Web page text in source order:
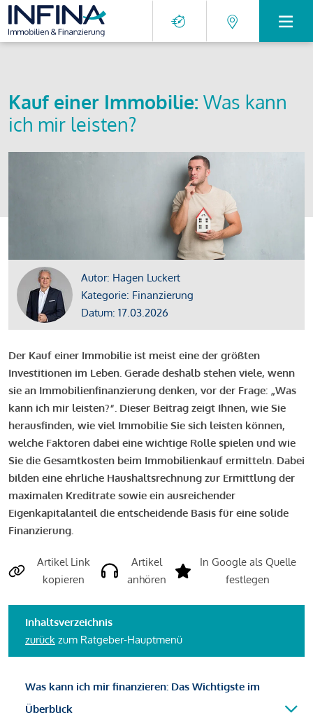
Kauf einer Immobilie: Was kann
ich mir leisten?
Autor: Hagen Luckert
Kategorie: Finanzierung
Datum: 17.03.2026
Der Kauf einer Immobilie ist meist eine der größten
Investitionen im Leben. Gerade deshalb stehen viele, wenn
sie an Immobilienfinanzierung denken, vor der Frage: „Was
kann ich mir leisten?“. Dieser Beitrag zeigt Ihnen, wie Sie
herausfinden, wie viel Immobilie Sie sich leisten können,
welche Faktoren dabei eine wichtige Rolle spielen und wie
Sie die Gesamtkosten beim Immobilienkauf ermitteln. Dabei
bilden eine ehrliche Haushaltsrechnung zur Ermittlung der
maximalen Kreditrate sowie ein ausreichender
Eigenkapitalanteil die entscheidende Basis für eine solide
Finanzierung.
Artikel Link
kopieren
Artikel
anhören
In Google als Quelle
festlegen
Inhaltsverzeichnis
zurück zum Ratgeber-Hauptmenü
Was kann ich mir finanzieren: Das Wichtigste im
Überblick